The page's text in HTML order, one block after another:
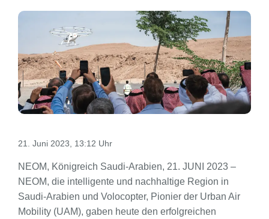
21. Juni 2023, 13:12 Uhr
NEOM, Königreich Saudi-Arabien, 21. JUNI 2023 –
NEOM, die intelligente und nachhaltige Region in
Saudi-Arabien und Volocopter, Pionier der Urban Air
Mobility (UAM), gaben heute den erfolgreichen